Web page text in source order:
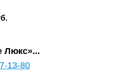
Люкс»...
13-80